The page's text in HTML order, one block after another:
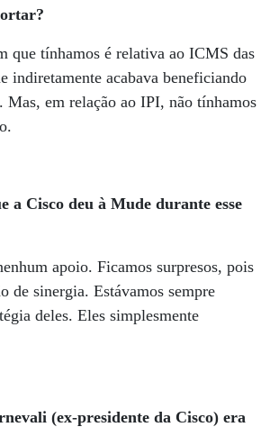
que tínhamos é relativa ao ICMS das
indiretamente acabava beneficiando
Mas, em relação ao IPI, não tínhamos
a Cisco deu à Mude durante esse
apoio. Ficamos surpresos, pois
de sinergia. Estávamos sempre
deles. Eles simplesmente
(ex-presidente da Cisco) era